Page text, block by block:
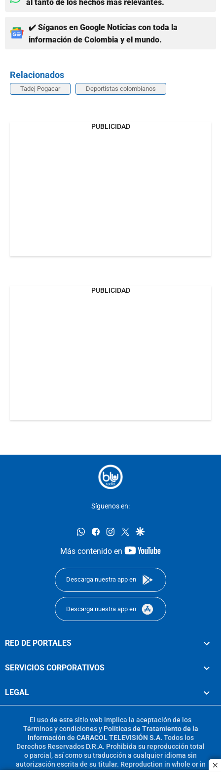
al tanto de los hechos más relevantes.
✔️ Síganos en Google Noticias con toda la
información de Colombia y el mundo.
Relacionados
Tadej Pogacar Deportistas colombianos
PUBLICIDAD
PUBLICIDAD
Síguenos en:
whatsappfacebookinstagram
twittergoogle
Más contenido en
youtube-
Descarga nuestra app en
Descarga nuestra app en
RED DE PORTALES
SERVICIOS CORPORATIVOS
LEGAL
El uso de este sitio web implica la aceptación de los
Términos y condicionesy Políticas de Tratamiento de la
Información de CARACOL TELEVISIÓN S.A. Todos los
Derechos Reservados D.R.A. Prohibida su reproducción total
o parcial, así como su traducción a cualquier idioma sin
autorización escrita de su titular. Reproduction in whole or in